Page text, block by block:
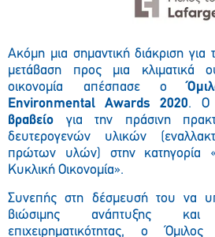
Ακόμη μια σημαντική διάκριση
μετάβαση προς μια κλιματικά
οικονομία απέσπασε ο
EnvironmentalAwards 2020. Ο
βραβείο για την πράσινη
δευτερογενών υλικών
πρώτων υλών) στην κατηγορία
Κυκλική Οικονομία».
Συνεπής στη δέσμευσή του να
βιώσιμης ανάπτυξης
επιχειρηματικότητας, ο